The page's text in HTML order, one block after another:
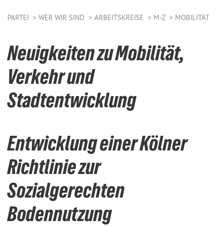
PARTEI WER WIR SIND ARBEITSKREISE M-Z MOBILITÄT
Neuigkeiten zu Mobilität,
Verkehr und
Stadtentwicklung
Entwicklung einer Kölner
Richtlinie zur
Sozialgerechten
Bodennutzung